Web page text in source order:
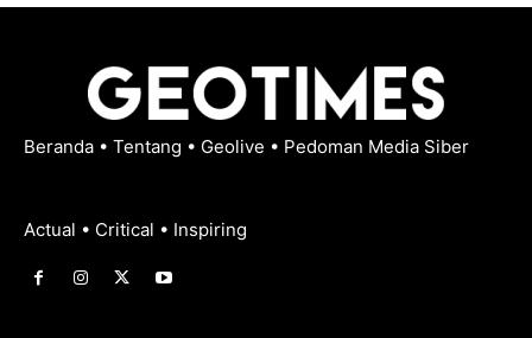
Beranda • Tentang • Geolive • Pedoman Media Siber
Actual • Critical • Inspiring